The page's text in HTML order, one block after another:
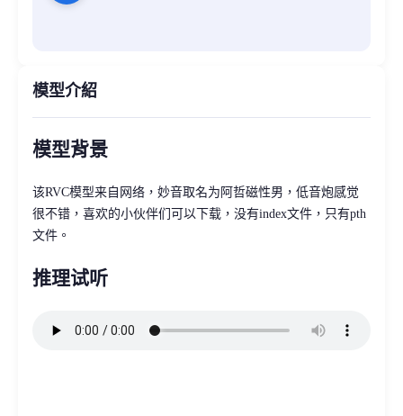
模型介紹
模型背景
该RVC模型来自网络，妙音取名为阿哲磁性男，低音炮感觉
很不错，喜欢的小伙伴们可以下载，没有index文件，只有pth
文件。
推理试听